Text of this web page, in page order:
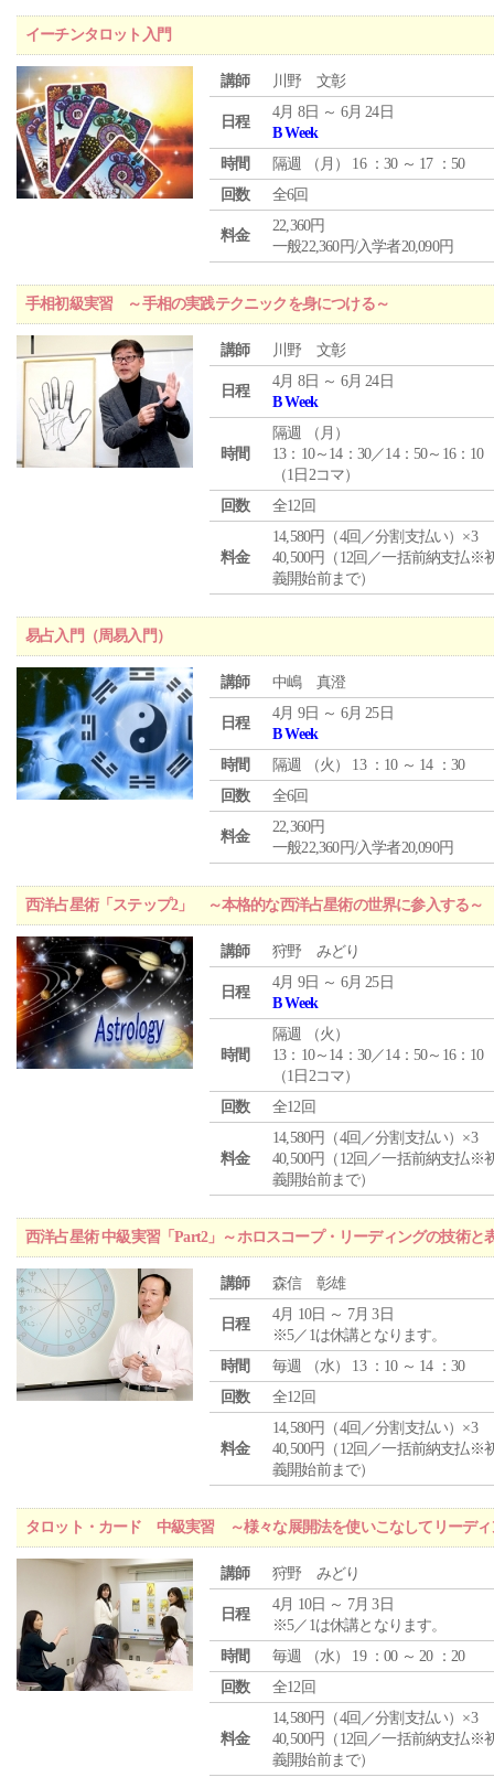
イーチンタロット入門
講師 川野 文彰
日程
4月 8日 ～ 6月 24日
B Week
時間
隔週 （ 月 ） 16 ：30 ～ 17 ：50
回数
全6回
料金
22,360円
一般22,360円/入学者20,090円
手相初級実習 ～手相の実践テクニックを身につける～
講師 川野 文彰
日程
4月 8日 ～ 6月 24日
B Week
時間
隔週 （ 月 ）
13：10～14：30／14：50～16：10
（1日2コマ）
回数
全12回
料金
14,580円（4回／分割支払い）×3
40,500円（12回／一括前納支払※
義開始前まで）
易占入門（周易入門）
講師 中嶋 真澄
日程
4月 9日 ～ 6月 25日
B Week
時間
隔週 （火 ） 13 ：10 ～ 14 ：30
回数
全6回
料金
22,360円
一般22,360円/入学者20,090円
西洋占星術「ステップ2」 ～本格的な西洋占星術の世界に参入する～
講師 狩野 みどり
日程
4月 9日 ～ 6月 25日
B Week
時間
隔週 （火 ）
13：10～14：30／14：50～16：10
（1日2コマ）
回数
全12回
料金
14,580円（4回／分割支払い）×3
40,500円（12回／一括前納支払※
義開始前まで）
西洋占星術 中級実習「Part2」～ホロスコープ・リーディングの技術と
講師 森信 彰雄
日程
4月 10日 ～ 7月 3日
※5／1は休講となります。
時間
毎週 （水） 13 ：10 ～ 14 ：30
回数
全12回
料金
14,580円（4回／分割支払い）×3
40,500円（12回／一括前納支払※
義開始前まで）
タロット・カード 中級実習 ～様々な展開法を使いこなしてリーディ
講師 狩野 みどり
日程
4月 10日 ～ 7月 3日
※5／1は休講となります。
時間
毎週 （水） 19 ：00 ～ 20 ：20
回数
全12回
料金
14,580円（4回／分割支払い）×3
40,500円（12回／一括前納支払※
義開始前まで）